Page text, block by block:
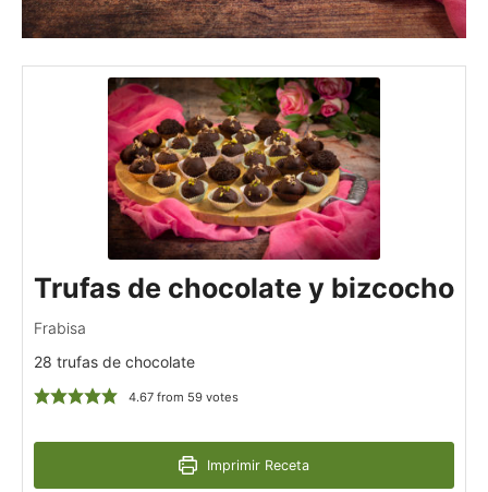
Trufas de chocolate y bizcocho
Frabisa
28 trufas de chocolate
4.67from 59votes
Imprimir Receta